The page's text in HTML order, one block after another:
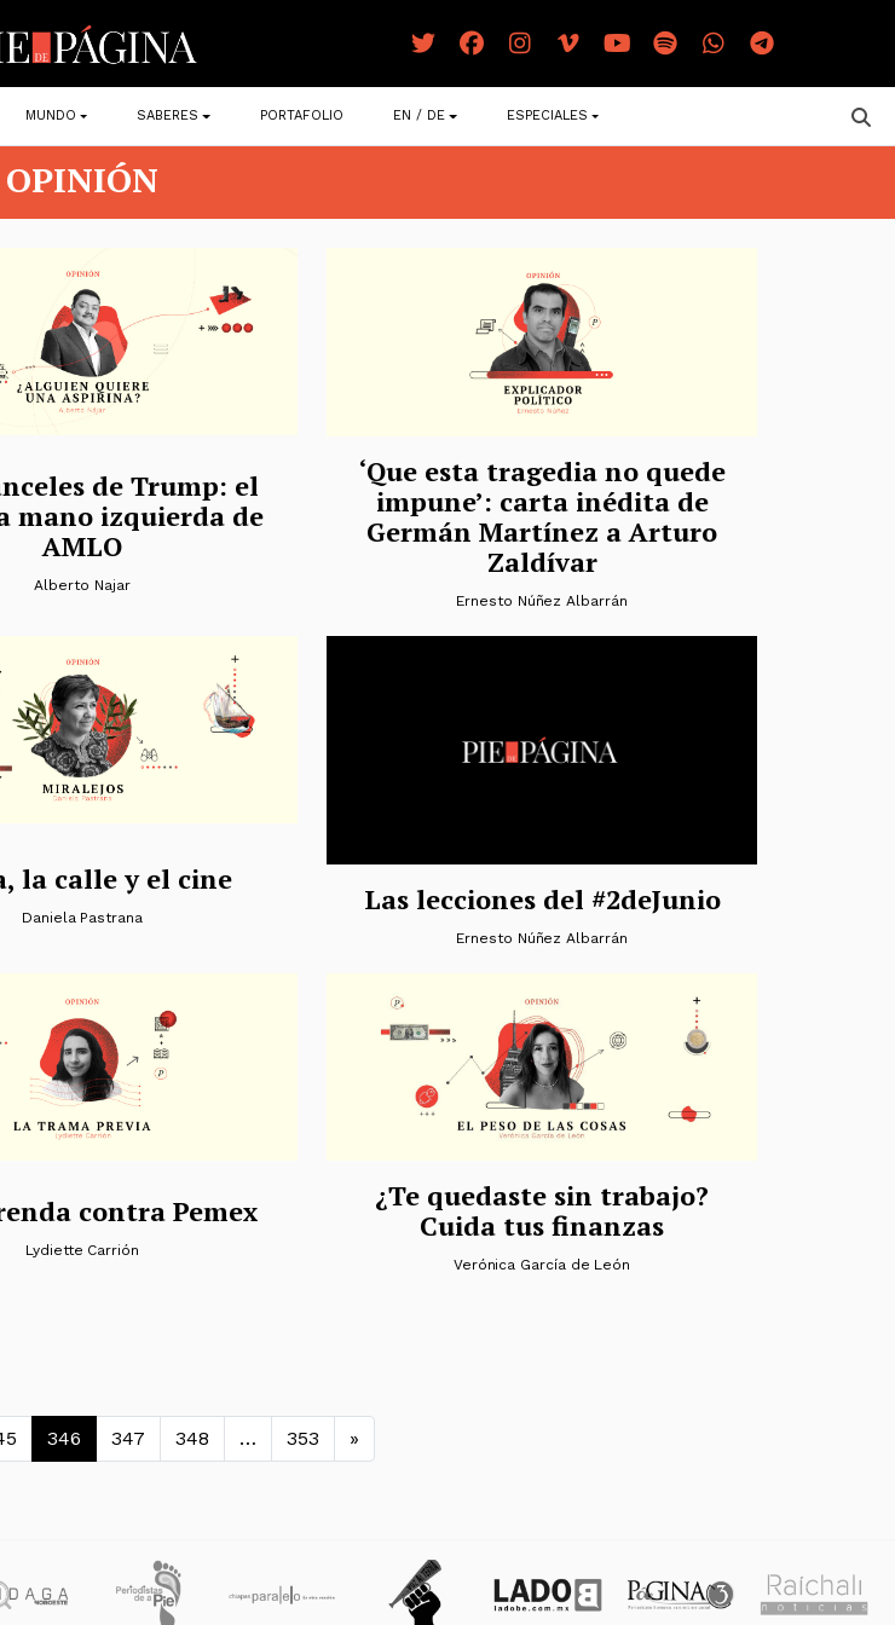
MUNDO SABERES PORTAFOLIO EN / DE ESPECIALES
OPINIÓN
de Trump: el
mano izquierda de
AMLO
Alberto Najar
‘Que esta tragedia no quede
impune’: carta inédita de
Germán Martínez a Arturo
Zaldívar
Ernesto Núñez Albarrán
la calle y el cine
Daniela Pastrana
Las lecciones del #2deJunio
Ernesto Núñez Albarrán
contra Pemex
Lydiette Carrión
¿Te quedaste sin trabajo?
Cuida tus finanzas
Verónica García de León
de entradas
346 347 348 … 353 »